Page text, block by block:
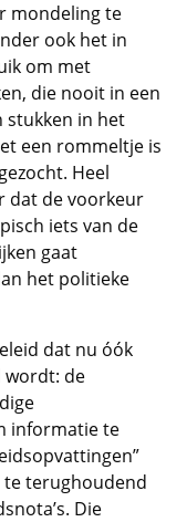
mondeling te
ook het in
om met
die nooit in een
stukken in het
een rommeltje is
Heel
dat de voorkeur
iets van de
gaat
het politieke
dat nu óók
wordt: de
informatie te
terughoudend
Die